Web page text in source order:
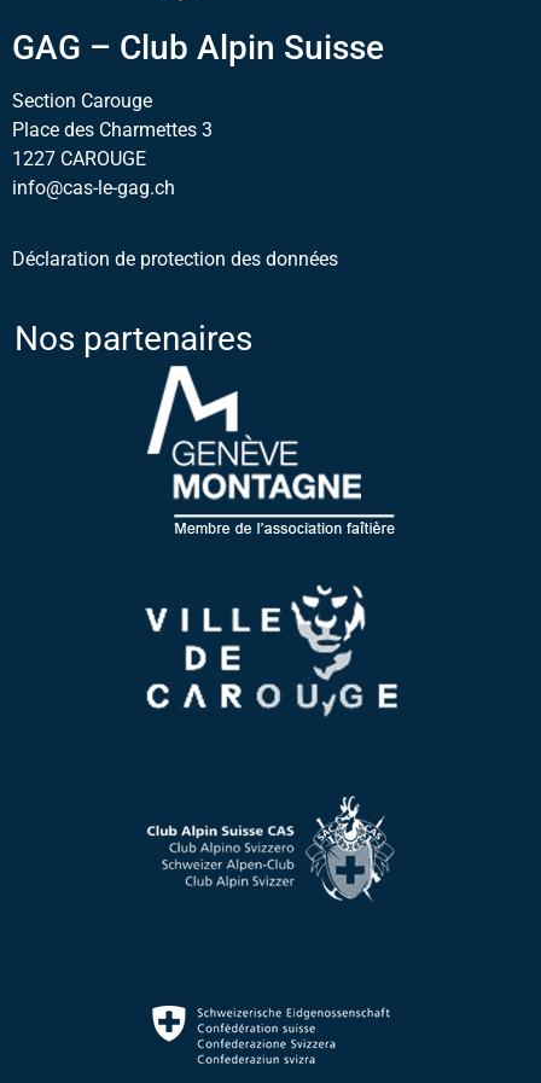
GAG – Club Alpin Suisse
Section Carouge
Place des Charmettes 3
1227 CAROUGE
info@cas-le-gag.ch
Déclaration de protection des données
Nos partenaires